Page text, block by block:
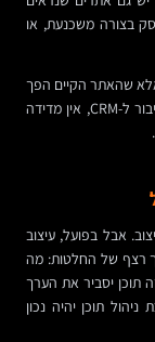
בצורה משכנעת, או
שהאתר הקיים הפך
לצוואר בקבוק. הוא לא מעודכן, קשה לנהל אותו, אין חיבור ל-CRM, אין מדידה
אבל בפועל, עיצוב
רצף של החלטות: מה
תוכן יסביר את הערך
תוכן יהיה נכון